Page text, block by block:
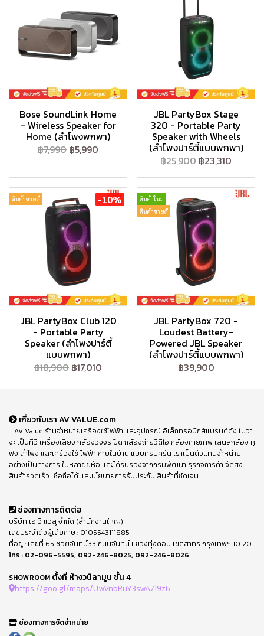
Bose SoundLink Home
- Wireless Speaker for
Home (ลำโพงพกพา)
฿7,990 ฿5,990
JBL PartyBox Stage
320 - Portable Party
Speaker with Wheels
(ลำโพงปาร์ตี้แบบพกพา)
฿25,900 ฿23,310
สินค้าขายดี -10%
JBL PartyBox Club 120
- Portable Party
Speaker (ลำโพงปาร์ตี้
แบบพกพา)
฿18,900 ฿17,010
สินค้าใหม่
สินค้าขายดี
JBL PartyBox 720 -
Loudest Battery-
Powered JBL Speaker
(ลำโพงปาร์ตี้แบบพกพา)
฿39,900
เกี่ยวกับเรา AV VALUE.com
AV Value ร้านจำหน่ายเครื่องใช้ไฟฟ้า และอุปกรณ์ อิเล็กทรอนิกส์แบรนด์ดัง ไม่ว่า
จะ เป็นทีวี เครื่องเสียง กล้องวงจร ปิด กล้องถ่ายวีดีโอ กล้องถ่ายภาพ เลนส์กล้อง หู
ฟัง ลำโพง และเครื่องใช้ ไฟฟ้า ภายในบ้าน แบบครบครัน เราเป็นตัวแทนจำหน่าย
อย่างเป็นทางการ ในหลายยี่ห้อ และได้รับรองจากกรมพัฒนา ธุรกิจการค้า จัดส่ง
สินค้ารวดเร็ว เชื่อถือได้ และนโยบายการรับประกัน สินค้าที่ชัดเจน
ช่องทางการติดต่อ
บริษัท เอ วี แวลู จำกัด (สำนักงานใหญ่)
เลขประจำตัวผู้เสียภาษี : 0105543111885
ที่อยู่ : เลขที่ 65 ซอยจันทน์33 ถนนจันทน์ แขวงทุ่งดอน เขตสาทร กรุงเทพฯ 10120
โทร : 02-096-5595, 092-246-8025, 092-246-8026
SHOWROOM ตั้งที่ ห้างวนิลามูน ชั้น 4
https://goo.gl/maps/UwVnbRuY3swA719z6
ช่องทางการจัดจำหน่าย